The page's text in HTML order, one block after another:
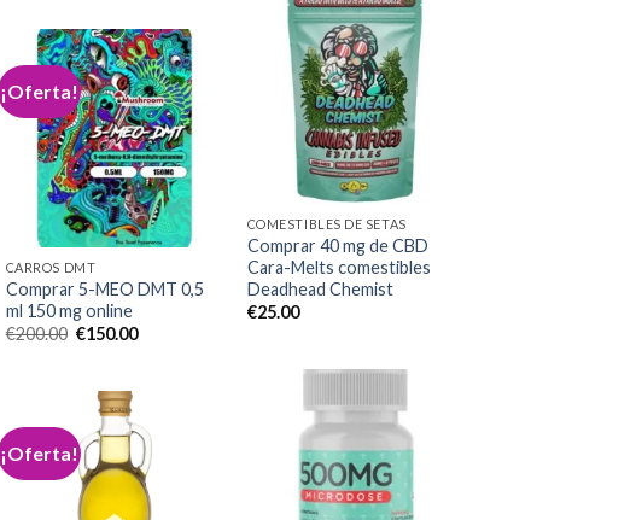
€350.00
hasta
€1,150.00
Add to
wishlist
COMESTIBLES DE SETAS
Comprar 40 mg de CBD
Cara-Melts comestibles
Deadhead Chemist
€25.00
¡Oferta!
Add to
wishlist
CARROS DMT
Comprar 5-MEO DMT 0,5
ml 150 mg online
€200.00 El
€200.00.
€150.00El
wishlist
¡Oferta!